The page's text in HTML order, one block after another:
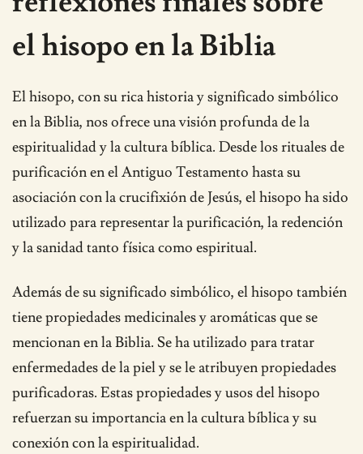
el hisopo en la Biblia
El hisopo, con su rica historia y significado simbólico
en la Biblia, nos ofrece una visión profunda de la
espiritualidad y la cultura bíblica. Desde los rituales de
purificación en el Antiguo Testamento hasta su
asociación con la crucifixión de Jesús, el hisopo ha sido
utilizado para representar la purificación, la redención
y la sanidad tanto física como espiritual.
Además de su significado simbólico, el hisopo también
tiene propiedades medicinales y aromáticas que se
mencionan en la Biblia. Se ha utilizado para tratar
enfermedades de la piel y se le atribuyen propiedades
purificadoras. Estas propiedades y usos del hisopo
refuerzan su importancia en la cultura bíblica y su
conexión con la espiritualidad.